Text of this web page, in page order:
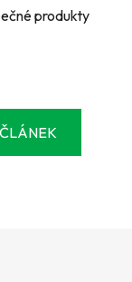
produkty